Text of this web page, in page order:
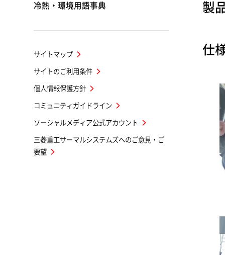
製
仕
冷熱・環境用語事典
サイトマップ
サイトのご利用条件
個人情報保護方針
コミュニティガイドライン
ソーシャルメディア公式アカウント
三菱重工サーマルシステムズへのご意見・ご
要望